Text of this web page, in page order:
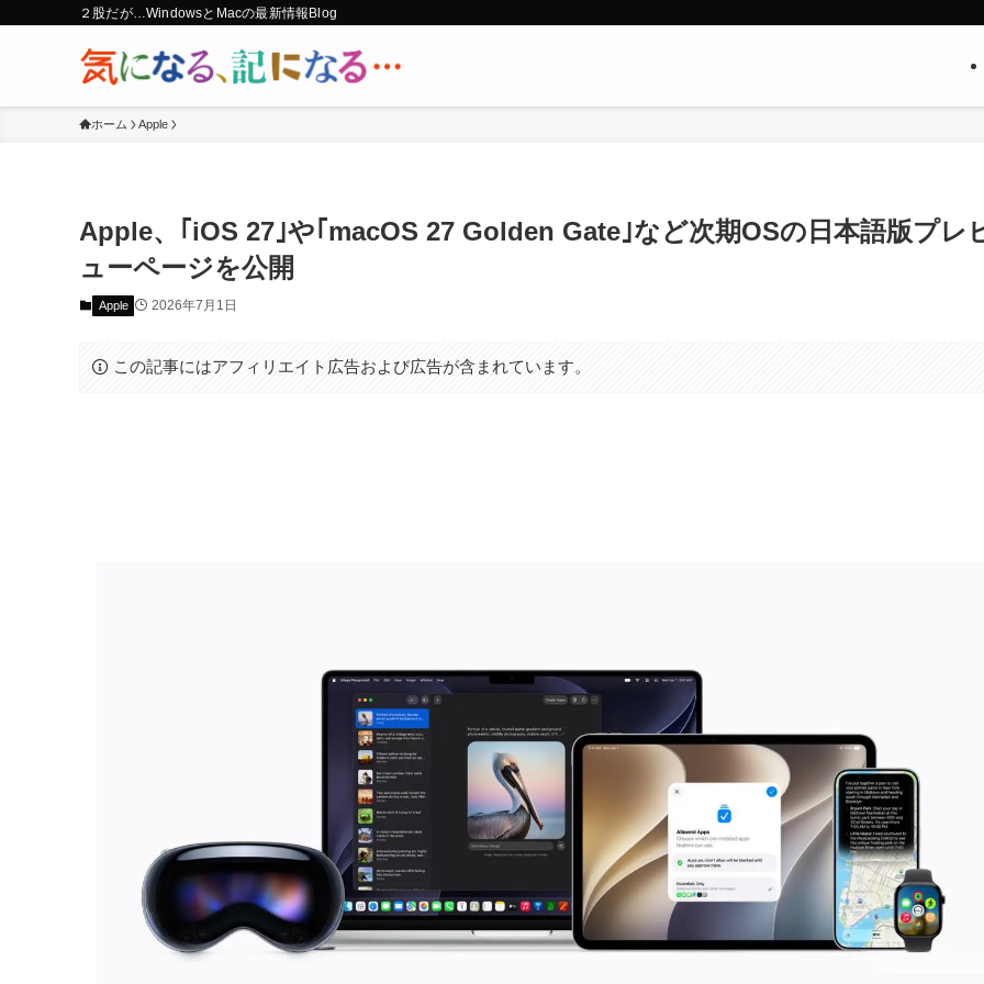
２股だが…WindowsとMacの最新情報Blog
ホーム Apple
Apple、｢iOS 27｣や｢macOS 27 Golden Gate｣など次期OSの日本語版プレ
ューページを公開
Apple 2026年7月1日
この記事にはアフィリエイト広告および広告が含まれています。